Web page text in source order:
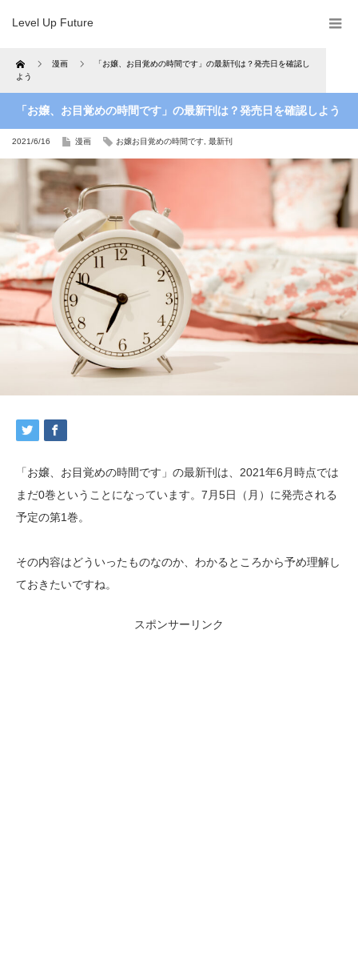
Level Up Future
Home 漫画
「お嬢、お目覚めの時間です」の最新刊は？発売日を確認し
よう
「お嬢、お目覚めの時間です」の最新刊は？発売日を確認しよう
2021/6/16 漫画 お嬢お目覚めの時間です 最新刊
「お嬢、お目覚めの時間です」の最新刊は、2021年6月時点では
まだ0巻ということになっています。7月5日（月）に発売される
予定の第1巻。
その内容はどういったものなのか、わかるところから予め理解し
ておきたいですね。
スポンサーリンク